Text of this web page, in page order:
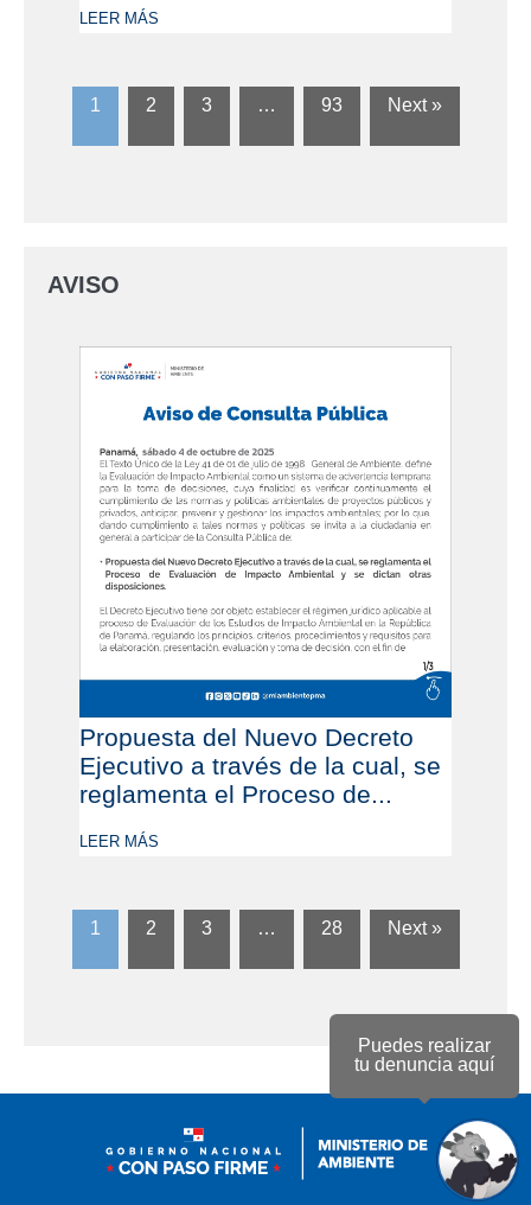
Puedes realizar
tu denuncia aquí
LEER MÁS
1 2 3 … 93 Next »
AVISO
Propuesta del Nuevo Decreto
Ejecutivo a través de la cual, se
reglamenta el Proceso de...
LEER MÁS
1 2 3 … 28 Next »